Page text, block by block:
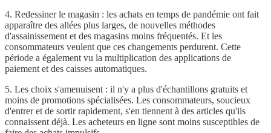
4. Redessiner le magasin : les achats en temps de pandémie ont fait
apparaître des allées plus larges, de nouvelles méthodes
d'assainissement et des magasins moins fréquentés. Et les
consommateurs veulent que ces changements perdurent. Cette
période a également vu la multiplication des applications de
paiement et des caisses automatiques.
5. Les choix s'amenuisent : il n'y a plus d'échantillons gratuits et
moins de promotions spécialisées. Les consommateurs, soucieux
d'entrer et de sortir rapidement, s'en tiennent à des articles qu'ils
connaissent déjà. Les acheteurs en ligne sont moins susceptibles de